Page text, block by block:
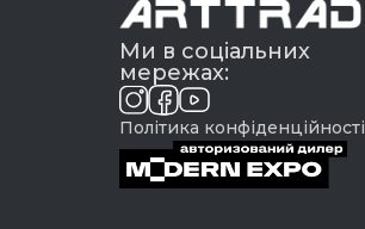
Ми в соціальних
мережах:
Політика конфіденційності